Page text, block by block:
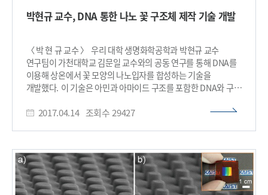
위해선 극한으로 분자들의 거동을 제어하고 균일한 배향을
못했다. 연구팀은 LCD의 핵심 재료로 사용되는 일반형
액정분자보다 분자구조가 더 복잡한 굽은 형태의 액정분자가
형성하는 200~300나노미터의 나선 주기를 갖는 나선형 나노
구조체를 대면적에서 배향하는 데 성공했다. 이를 통해 빛을
반사하는 광결정을 제작했다. 다음으로 연구팀은 이들 분자를
제어하고 응용하기 위해, 빛에 의해 분자의 모양 및 배향이 바뀌는
현상인 광이성질체화(photoisomerization)를 유도할 수 있는
광 반응성 굽은형 액정분자를 설계했다. 연구팀은 이
배향한다는 점에 착안해, 이들이 형성하는 나선 나노 구조체도
빛의 방향에 따라 매우 균일하게 세워질 수 있도록 제작했다.
이렇게 방향이 제어된 나선 나노 구조체는 분자의 길이에 따라
박현규 교수, DNA 통한 나노 꽃 구조체 제작 기술 개발
〈 박 현 규 교수 〉 우리 대학 생명화학공학과 박현규 교수
연구팀이 가천대학교 김문일 교수와의 공동 연구를 통해 DNA를
이용해 상온에서 꽃 모양의 나노입자를 합성하는 기술을
개발했다. 이 기술은 아민과 아마이드 구조를 포함한 DNA와 구리
친화적 조건에서 DNA를 고농도로 포집한 꽃 모양의 나노
영국왕립화학회(Royal Society of Chemistry)에서 발간하는
국제 학술지 ‘저널 오브 머티리얼즈 케미스트리 B(Journal of
Materials Chemistry B) 2017년 12호 표지논문으로 선정됐다.
나노 꽃(nanoflowers)이라 불리는 꽃 모양의 나노 물질은
2017.04.14 조회수 29427